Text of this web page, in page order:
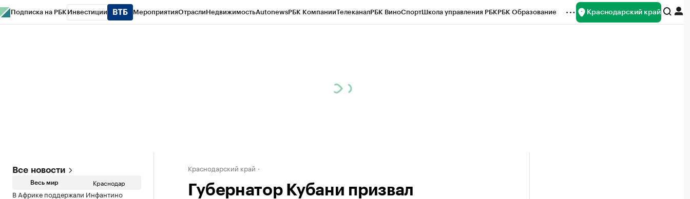
Подписка на РБК Инвестиции МероприятияОтраслиНедвижимостьAutonewsРБК КомпанииТелеканалРБК ВиноСпортШкола управления РБКРБК Образование Краснодарский край
Все новости
Весь мир Краснодар
В Африке поддержали Инфантино
Краснодарский край
Губернатор Кубани призвал